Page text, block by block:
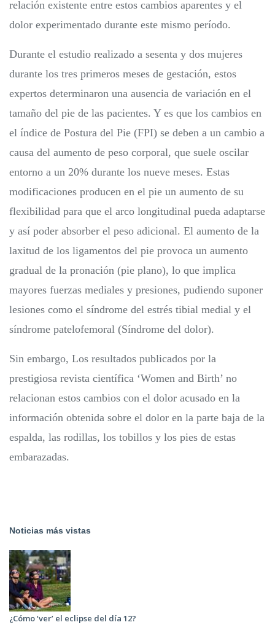
relación existente entre estos cambios aparentes y el
dolor experimentado durante este mismo período.
Durante el estudio realizado a sesenta y dos mujeres
durante los tres primeros meses de gestación, estos
expertos determinaron una ausencia de variación en el
tamaño del pie de las pacientes. Y es que los cambios en
el índice de Postura del Pie (FPI) se deben a un cambio a
causa del aumento de peso corporal, que suele oscilar
entorno a un 20% durante los nueve meses. Estas
modificaciones producen en el pie un aumento de su
flexibilidad para que el arco longitudinal pueda adaptarse
y así poder absorber el peso adicional. El aumento de la
laxitud de los ligamentos del pie provoca un aumento
gradual de la pronación (pie plano), lo que implica
mayores fuerzas mediales y presiones, pudiendo suponer
lesiones como el síndrome del estrés tibial medial y el
síndrome patelofemoral (Síndrome del dolor).
Sin embargo, Los resultados publicados por la
prestigiosa revista científica ‘Women and Birth’ no
relacionan estos cambios con el dolor acusado en la
información obtenida sobre el dolor en la parte baja de la
espalda, las rodillas, los tobillos y los pies de estas
embarazadas.
Noticias más vistas
¿Cómo ‘ver’ el eclipse del día 12?